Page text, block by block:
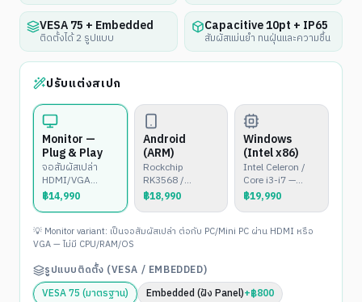
VESA 75 + Embedded
ติดตั้งได้ 2 รูปแบบ
Capacitive 10pt + IP65
สัมผัสแม่นยำ ทนฝุ่นและความชื้น
ปรับแต่งสเปก
Monitor —
Plug & Play
จอสัมผัสเปล่า
HDMI/VGA
สำหรับต่อกับ
PC/Mini PC
฿14,990
Android
(ARM)
Rockchip
RK3568 /
RK3399 —
Android 11/12
฿18,990
Windows
(Intel x86)
Intel Celeron /
Core i3-i7 —
Windows 10/11
หรือ Linux
฿19,990
💡 Monitor variant: เป็นจอสัมผัสเปล่า ต่อกับ PC/Mini PC ผ่าน HDMI หรือ
VGA — ไม่มี CPU/RAM/OS
รูปแบบติดตั้ง (VESA / EMBEDDED)
VESA 75 (มาตรฐาน)
Embedded (ฝัง Panel)+฿800